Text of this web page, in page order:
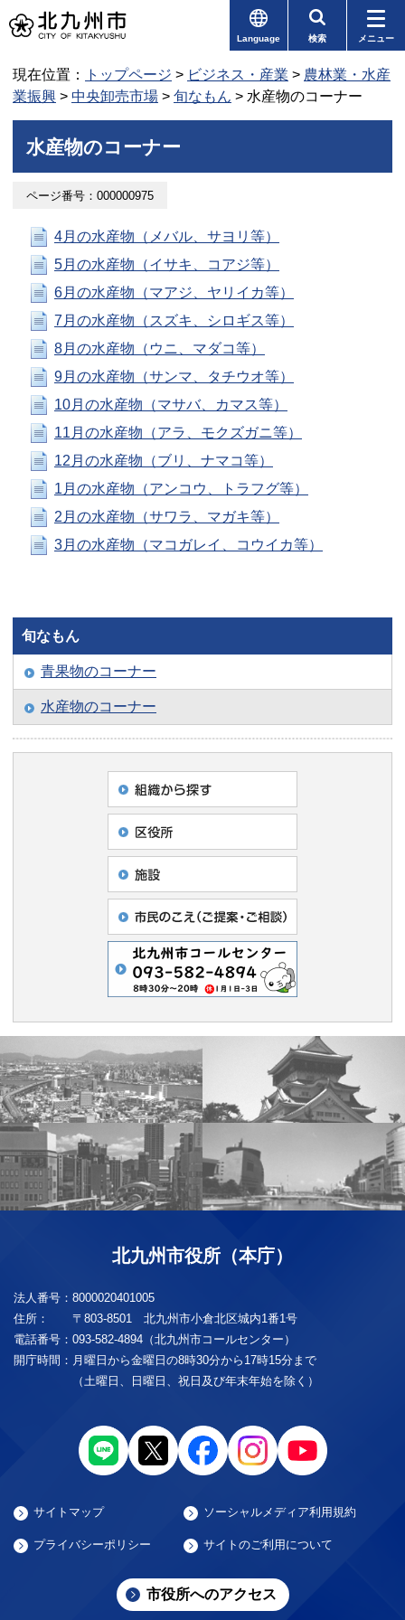
Language 検索 メニュー
現在位置： トップページ > ビジネス・産業 > 農林業・水産
業振興 > 中央卸売市場 > 旬なもん > 水産物のコーナー
水産物のコーナー
ページ番号：000000975
4月の水産物（メバル、サヨリ等）
5月の水産物（イサキ、コアジ等）
6月の水産物（マアジ、ヤリイカ等）
7月の水産物（スズキ、シロギス等）
8月の水産物（ウニ、マダコ等）
9月の水産物（サンマ、タチウオ等）
10月の水産物（マサバ、カマス等）
11月の水産物（アラ、モクズガニ等）
12月の水産物（ブリ、ナマコ等）
1月の水産物（アンコウ、トラフグ等）
2月の水産物（サワラ、マガキ等）
3月の水産物（マコガレイ、コウイカ等）
旬なもん
青果物のコーナー
水産物のコーナー
北九州市役所（本庁）
法人番号： 8000020401005
住所：
〒803-8501 北九州市小倉北区城内1番1号
電話番号： 093-582-4894（北九州市コールセンター）
開庁時間： 月曜日から金曜日の8時30分から17時15分まで
（土曜日、日曜日、祝日及び年末年始を除く）
サイトマップ ソーシャルメディア利用規約
プライバシーポリシー サイトのご利用について
市役所へのアクセス